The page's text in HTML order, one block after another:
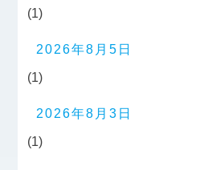
(1)
2026年8月5日
(1)
2026年8月3日
(1)